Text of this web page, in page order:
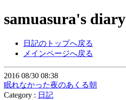
samuasura's diary
日記のトップへ戻る
メインページへ戻る
2016 08/30 08:38
眠れなかった夜のあくる朝
Category : 日記